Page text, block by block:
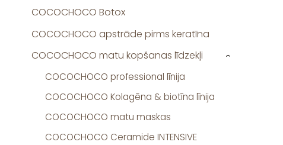
COCOCHOCO Botox
COCOCHOCO apstrāde pirms keratīna
COCOCHOCO matu kopšanas līdzekļi
COCOCHOCO professional līnija
COCOCHOCO Kolagēna & biotīna līnija
COCOCHOCO matu maskas
COCOCHOCO Ceramide INTENSIVE
›